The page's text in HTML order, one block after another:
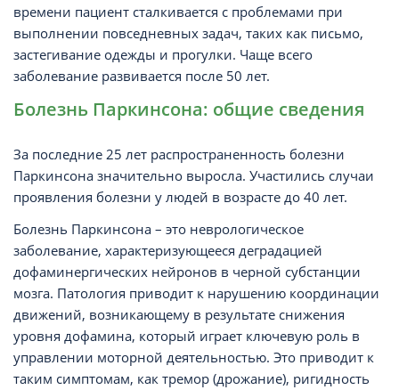
времени пациент сталкивается с проблемами при
выполнении повседневных задач, таких как письмо,
застегивание одежды и прогулки. Чаще всего
заболевание развивается после 50 лет.
Болезнь Паркинсона: общие сведения
За последние 25 лет распространенность болезни
Паркинсона значительно выросла. Участились случаи
проявления болезни у людей в возрасте до 40 лет.
Болезнь Паркинсона – это неврологическое
заболевание, характеризующееся деградацией
дофаминергических нейронов в черной субстанции
мозга. Патология приводит к нарушению координации
движений, возникающему в результате снижения
уровня дофамина, который играет ключевую роль в
управлении моторной деятельностью. Это приводит к
таким симптомам, как тремор (дрожание), ригидность